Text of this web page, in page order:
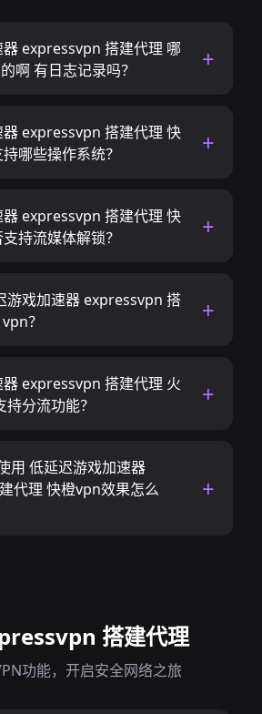
expressvpn 搭建代理 哪
啊 有日志记录吗？
expressvpn 搭建代理 快
哪些操作系统？
expressvpn 搭建代理 快
持流媒体解锁？
游戏加速器 expressvpn 搭
？
expressvpn 搭建代理 火
分流功能？
用 低延迟游戏加速器
代理 快橙vpn效果怎么
搭建代理
功能，开启安全网络之旅